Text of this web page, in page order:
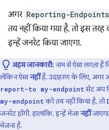
अगर Reporting-Endpoints
तय नहीं किया गया है, तो इस तरह
इन्हें जनरेट किया जाएगा.
अहम जानकारी:नाम से ऐसा लगता है
लेकिन ऐसानहींहै. उदाहरण के लिए, अगर
report-to my-endpointसेट अप
my-endpointको तय नहीं किया है, तो
जनरेट होंगी. हालांकि, इन्हें भेजानहीं
भेजना है.